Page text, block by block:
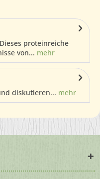
proteinreiche
von... mehr
diskutieren... mehr